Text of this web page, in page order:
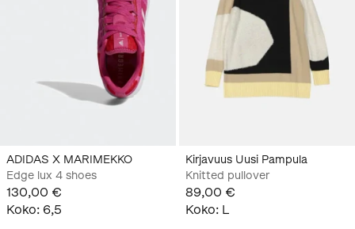
ADIDAS X MARIMEKKO
Edge lux 4 shoes
130,00 €
Koko: 6,5
Kirjavuus Uusi Pampula
Knitted pullover
89,00 €
Koko: L